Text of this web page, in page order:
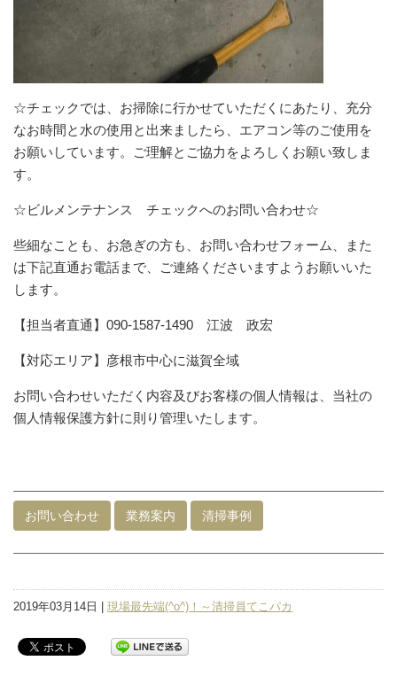
☆チェックでは、お掃除に行かせていただくにあたり、充分
なお時間と水の使用と出来ましたら、エアコン等のご使用を
お願いしています。ご理解とご協力をよろしくお願い致しま
す。
☆ビルメンテナンス チェックへのお問い合わせ☆
些細なことも、お急ぎの方も、お問い合わせフォーム、また
は下記直通お電話まで、ご連絡くださいますようお願いいた
します。
【担当者直通】090-1587-1490 江波 政宏
【対応エリア】彦根市中心に滋賀全域
お問い合わせいただく内容及びお客様の個人情報は、当社の
個人情報保護方針に則り管理いたします。
お問い合わせ 業務案内 清掃事例
2019年03月14日 | 現場最先端(^o^)！～清掃員てこパカ